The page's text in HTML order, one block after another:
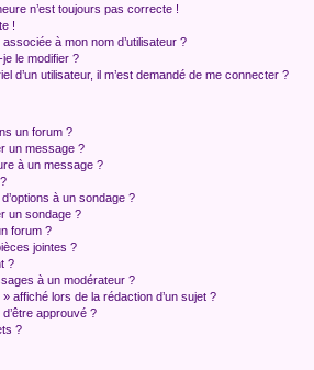
n’est toujours pas correcte !
!
à mon nom d’utilisateur ?
le modifier ?
d’un utilisateur, il m’est demandé de me connecter ?
un forum ?
un message ?
à un message ?
à un sondage ?
un sondage ?
forum ?
jointes ?
?
à un modérateur ?
affiché lors de la rédaction d’un sujet ?
approuvé ?
?